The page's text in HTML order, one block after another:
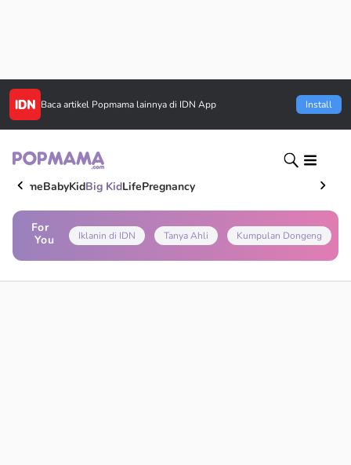
Baca artikel Popmama lainnya di IDN App Install
HomeBabyKidBig KidLifePregnancy
For
You
Iklanin di IDN Tanya Ahli Kumpulan Dongeng